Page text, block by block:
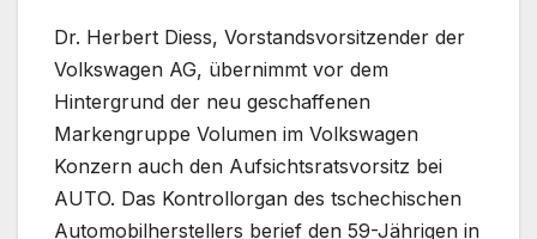
Dr. Herbert Diess, Vorstandsvorsitzender der
Volkswagen AG, übernimmt vor dem
Hintergrund der neu geschaffenen
Markengruppe Volumen im Volkswagen
Konzern auch den Aufsichtsratsvorsitz bei
AUTO. Das Kontrollorgan des tschechischen
Automobilherstellers berief den 59-Jährigen in